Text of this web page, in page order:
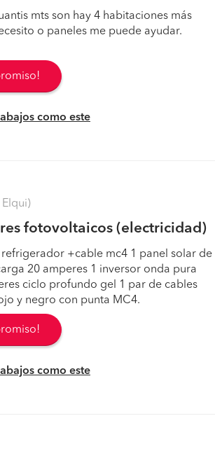
mts son hay 4 habitaciones más
o paneles me puede ayudar.
como este
fotovoltaicos (electricidad)
+cable mc4 1 panel solar de
20 amperes 1 inversor onda pura
ciclo profundo gel 1 par de cables
y negro con punta MC4.
como este